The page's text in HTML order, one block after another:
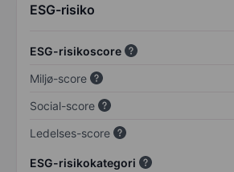
ESG-risiko
ESG-risikoscore
Miljø-score
Social-score
Ledelses-score
ESG-risikokategori